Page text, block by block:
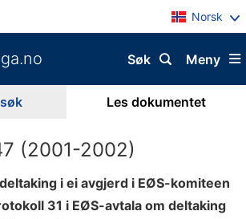
Norsk
Meny
Søk
Les dokumentet
(2001-2002)
i ei avgjerd i EØS-komiteen
31 i EØS-avtala om deltaking